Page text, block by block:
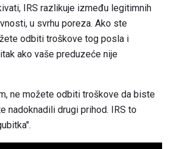
IRS razlikuje između legitimnih
u svrhu poreza. Ako ste
odbiti troškove tog posla i
ako vaše preduzeće nije
ne možete odbiti troškove da biste
nadoknadili drugi prihod. IRS to